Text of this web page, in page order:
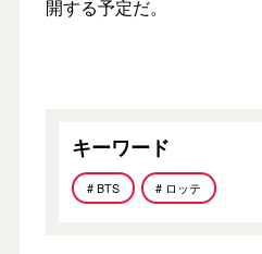
開する予定だ。
キーワード
# BTS # ロッテ